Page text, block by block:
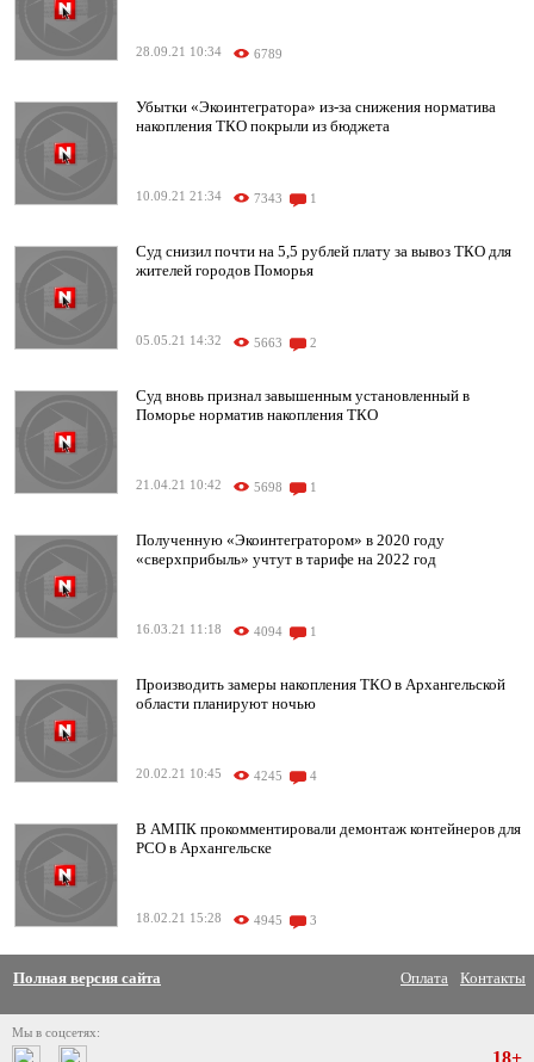
28.09.21 10:34 6789
Убытки «Экоинтегратора» из-за снижения норматива
накопления ТКО покрыли из бюджета
10.09.21 21:34 7343 1
Суд снизил почти на 5,5 рублей плату за вывоз ТКО для
жителей городов Поморья
05.05.21 14:32 5663 2
Суд вновь признал завышенным установленный в
Поморье норматив накопления ТКО
21.04.21 10:42 5698 1
Полученную «Экоинтегратором» в 2020 году
«сверхприбыль» учтут в тарифе на 2022 год
16.03.21 11:18 4094 1
Производить замеры накопления ТКО в Архангельской
области планируют ночью
20.02.21 10:45 4245 4
В АМПК прокомментировали демонтаж контейнеров для
РСО в Архангельске
18.02.21 15:28 4945 3
Полная версия сайта Оплата Контакты
Мы в соцсетях:
18+